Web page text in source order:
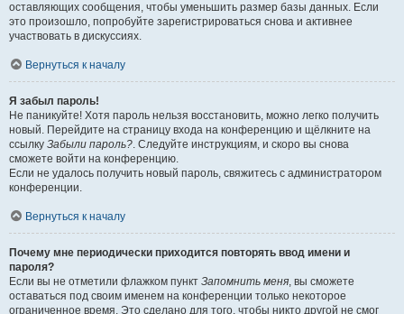
оставляющих сообщения, чтобы уменьшить размер базы данных. Если
это произошло, попробуйте зарегистрироваться снова и активнее
участвовать в дискуссиях.
Вернуться к началу
Я забыл пароль!
Не паникуйте! Хотя пароль нельзя восстановить, можно легко получить
новый. Перейдите на страницу входа на конференцию и щёлкните на
ссылку Забыли пароль?. Следуйте инструкциям, и скоро вы снова
сможете войти на конференцию.
Если не удалось получить новый пароль, свяжитесь с администратором
конференции.
Вернуться к началу
Почему мне периодически приходится повторять ввод имени и
пароля?
Если вы не отметили флажком пункт Запомнить меня, вы сможете
оставаться под своим именем на конференции только некоторое
ограниченное время. Это сделано для того, чтобы никто другой не смог